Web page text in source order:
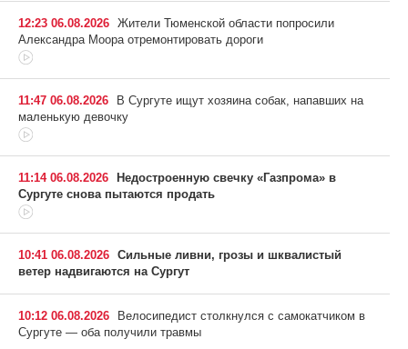
12:23 06.08.2026 Жители Тюменской области попросили
Александра Моора отремонтировать дороги
11:47 06.08.2026
В Сургуте ищут хозяина собак, напавших на
маленькую девочку
11:14 06.08.2026 Недостроенную свечку «Газпрома» в
Сургуте снова пытаются продать
10:41 06.08.2026 Сильные ливни, грозы и шквалистый
ветер надвигаются на Сургут
10:12 06.08.2026
Велосипедист столкнулся с самокатчиком в
Сургуте — оба получили травмы